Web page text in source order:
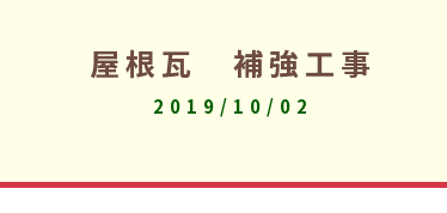
屋根瓦 補強工事
2019/10/02